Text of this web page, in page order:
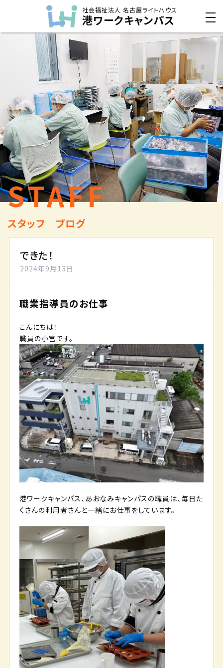
社会福祉法人 名古屋ライトハウス
港ワークキャンパス
STAFF
スタッフ ブログ
できた！
2024年9月13日
職業指導員のお仕事
こんにちは！
職員の小宮です。
港ワークキャンパス、あおなみキャンパスの職員は、毎日た
くさんの利用者さんと一緒にお仕事をしています。